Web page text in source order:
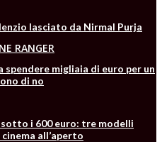
lasciato da Nirmal Purja
spendere migliaia di euro per un
di no
i 600 euro: tre modelli
all’aperto